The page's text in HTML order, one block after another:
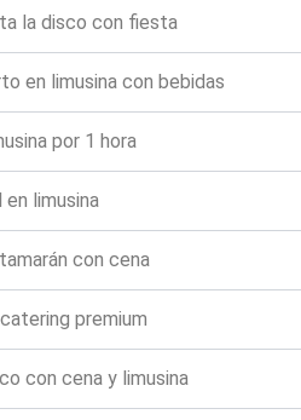
la disco con fiesta
en limusina con bebidas
por 1 hora
limusina
con cena
premium
con cena y limusina